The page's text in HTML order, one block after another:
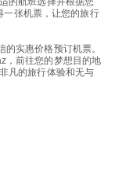
一张机票，让您的旅行
实惠价格预订机票。
，前往您的梦想目的地
凡的旅行体验和无与